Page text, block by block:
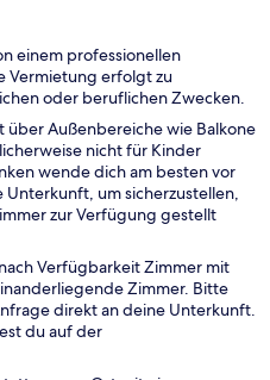
einem professionellen
Vermietung erfolgt zu
oder beruflichen Zwecken.
Außenbereiche wie Balkone
nicht für Kinder
wende dich am besten vor
um sicherzustellen,
zur Verfügung gestellt
Verfügbarkeit Zimmer mit
Zimmer. Bitte
direkt an deine Unterkunft.
du auf der